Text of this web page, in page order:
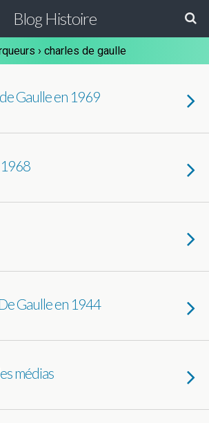
Blog Histoire
› charles de gaulle
Gaulle en 1969
Gaulle en 1944
médias